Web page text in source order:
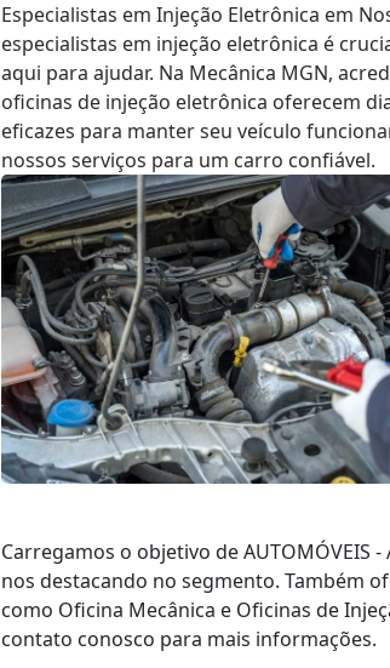
Especialistas em Injeção Eletrônica em
especialistas em injeção eletrônica é
aqui para ajudar. Na Mecânica MGN,
oficinas de injeção eletrônica oferecem
eficazes para manter seu veículo
nossos serviços para um carro confiável.
Carregamos o objetivo de AUTOMÓVEIS -
nos destacando no segmento. Também
como Oficina Mecânica e Oficinas de
contato conosco para mais informações.